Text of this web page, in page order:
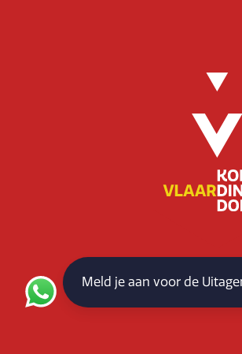
Meld je aan voor de